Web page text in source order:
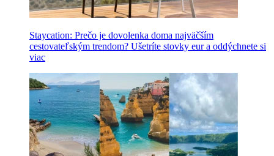
Staycation: Prečo je dovolenka doma najväčším
cestovateľským trendom? Ušetríte stovky eur a oddýchnete si
viac